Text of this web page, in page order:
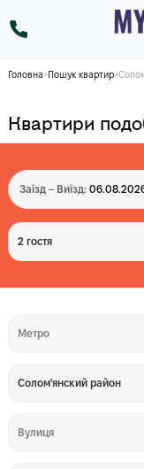
Головна>Пошук квартир>
Квартири
Заїзд – Виїзд:
2 гостя
Метро
Солом'янский район
Вулиця